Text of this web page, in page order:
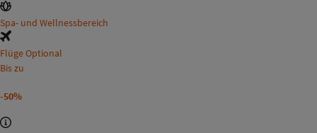
Spa- und Wellnessbereich
Flüge Optional
Bis zu
-50%